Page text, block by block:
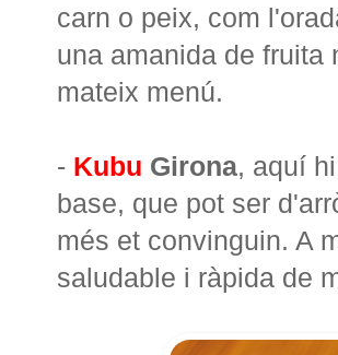
carn o peix, com
una amanida de fruita
mateix menú.
- Kubu Girona, aquí
base, que pot ser
més et convinguin. A
saludable i ràpida de